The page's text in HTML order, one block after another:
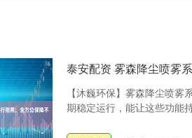
泰安配资 雾森降尘喷雾
【沐巍环保】雾森降尘喷
期稳定运行，能让这些功能